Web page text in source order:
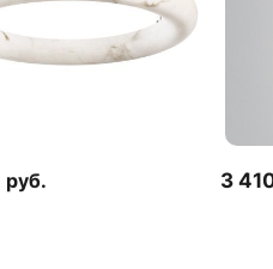
руб. 3